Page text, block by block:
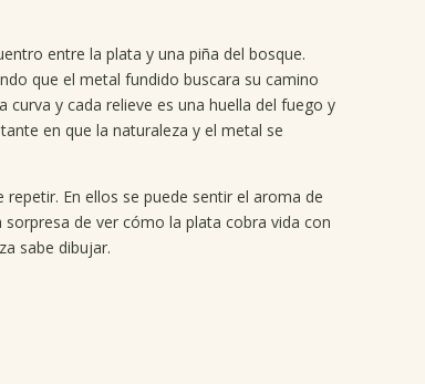
entre la plata y una piña del bosque.
que el metal fundido buscara su camino
curva y cada relieve es una huella del fuego y
en que la naturaleza y el metal se
repetir. En ellos se puede sentir el aroma de
sorpresa de ver cómo la plata cobra vida con
sabe dibujar.